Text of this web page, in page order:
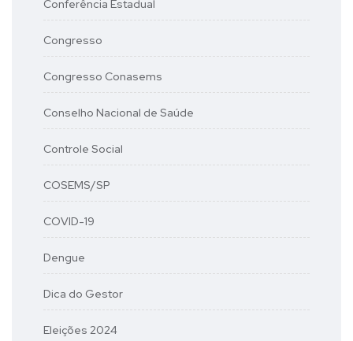
Conferência Estadual
Congresso
Congresso Conasems
Conselho Nacional de Saúde
Controle Social
COSEMS/SP
COVID-19
Dengue
Dica do Gestor
Eleições 2024